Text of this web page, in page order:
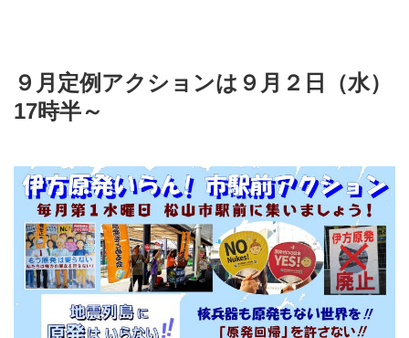
９月定例アクションは９月２日（水）
17時半～